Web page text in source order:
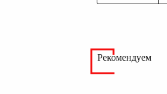
Рекомендуем